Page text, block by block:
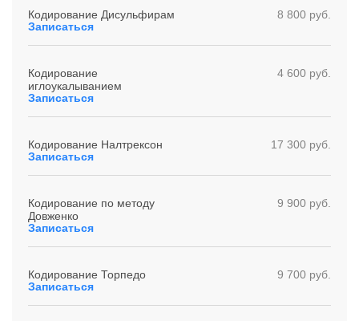
Кодирование Дисульфирам
8 800 руб.
Записаться
Кодирование
иглоукалыванием
4 600 руб.
Записаться
Кодирование Налтрексон
17 300 руб.
Записаться
Кодирование по методу
Довженко
9 900 руб.
Записаться
Кодирование Торпедо
9 700 руб.
Записаться